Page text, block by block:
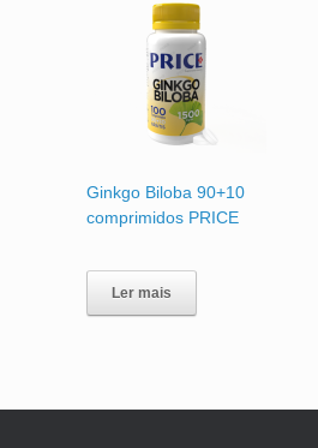
Ginkgo Biloba 90+10
comprimidos PRICE
Ler mais